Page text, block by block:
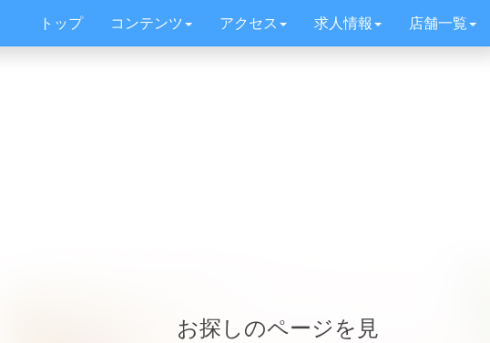
トップ コンテンツ アクセス 求人情報 店舗一覧
お探しのページを見